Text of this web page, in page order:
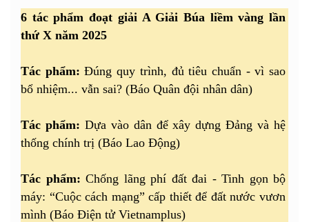
6 tác phẩm đoạt giải A Giải Búa liềm vàng lần
thứ X năm 2025
Tác phẩm: Đúng quy trình, đủ tiêu chuẩn - vì sao
bổ nhiệm... vẫn sai? (Báo Quân đội nhân dân)
Tác phẩm: Dựa vào dân để xây dựng Đảng và hệ
thống chính trị (Báo Lao Động)
Tác phẩm: Chống lãng phí đất đai - Tinh gọn bộ
máy: “Cuộc cách mạng” cấp thiết để đất nước vươn
mình (Báo Điện tử Vietnamplus)